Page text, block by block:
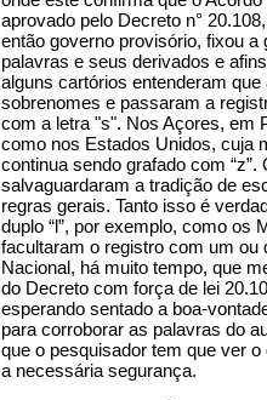
aprovado pelo Decreto n°
então governo provisório, fixou
palavras e seus derivados e
alguns cartórios entenderam
sobrenomes e passaram a
com a letra "s". Nos Açores, em
como nos Estados Unidos, cuja
continua sendo grafado com
salvaguardaram a tradição de
regras gerais. Tanto isso é
duplo “l”, por exemplo, como os
facultaram o registro com um ou
Nacional, há muito tempo, que
do Decreto com força de lei
esperando sentado a boa-
para corroborar as palavras do
que o pesquisador tem que ver
a necessária segurança.